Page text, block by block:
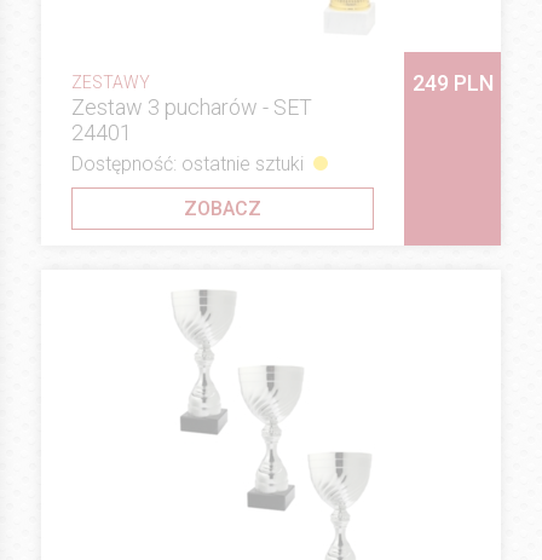
ZESTAWY
Zestaw 3 pucharów - SET
24401
249 PLN
Dostępność: ostatnie sztuki
ZOBACZ